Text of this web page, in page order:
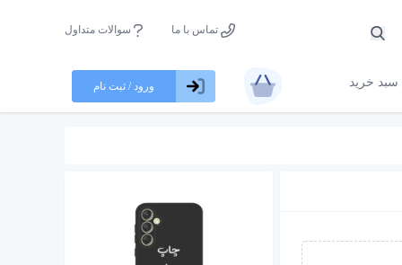
تماس با ما سوالات متداول
سبد خرید ورود / ثبت نام